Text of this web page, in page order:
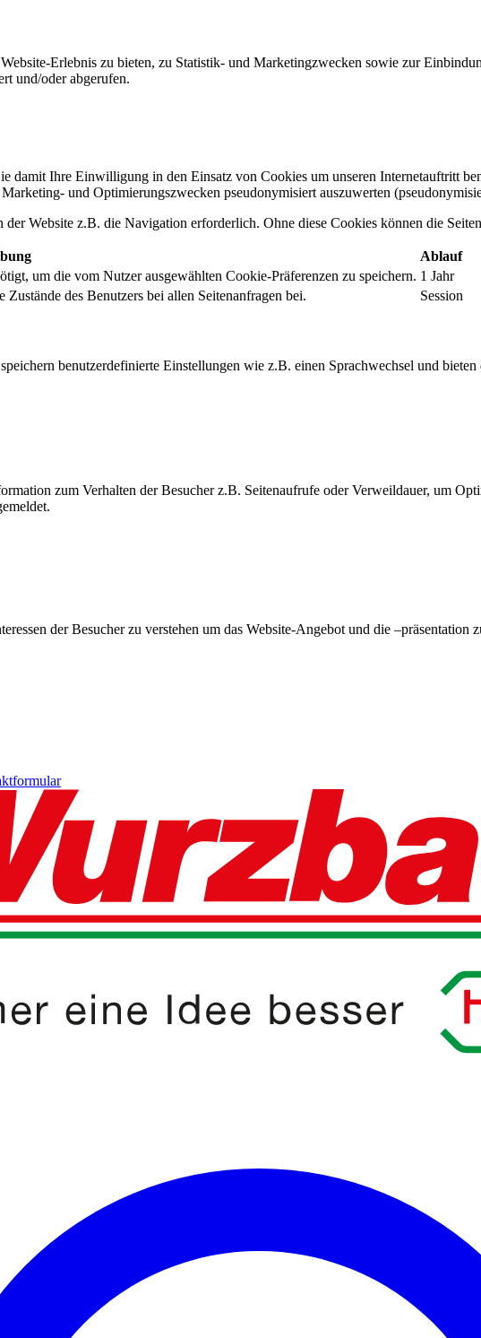
Erlebnis zu bieten, zu Statistik- und Marketingzwecken sowie zur
und/oder abgerufen.
damit Ihre Einwilligung in den Einsatz von Cookies um unseren Internetauftritt
und Optimierungszwecken pseudonymisiert auszuwerten
Website z.B. die Navigation erforderlich. Ohne diese Cookies können die
Ablauf
um die vom Nutzer ausgewählten Cookie-Präferenzen zu speichern. 1 Jahr
Zustände des Benutzers bei allen Seitenanfragen bei. Session
benutzerdefinierte Einstellungen wie z.B. einen Sprachwechsel und
zum Verhalten der Besucher z.B. Seitenaufrufe oder Verweildauer, um
der Besucher zu verstehen um das Website-Angebot und die